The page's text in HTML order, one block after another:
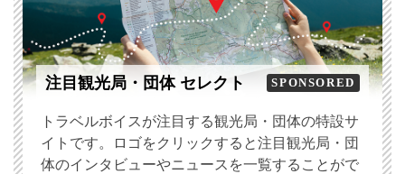
注目観光局・団体 セレクト SPONSORED
トラベルボイスが注目する観光局・団体の特設サ
イトです。ロゴをクリックすると注目観光局・団
体のインタビューやニュースを一覧することがで